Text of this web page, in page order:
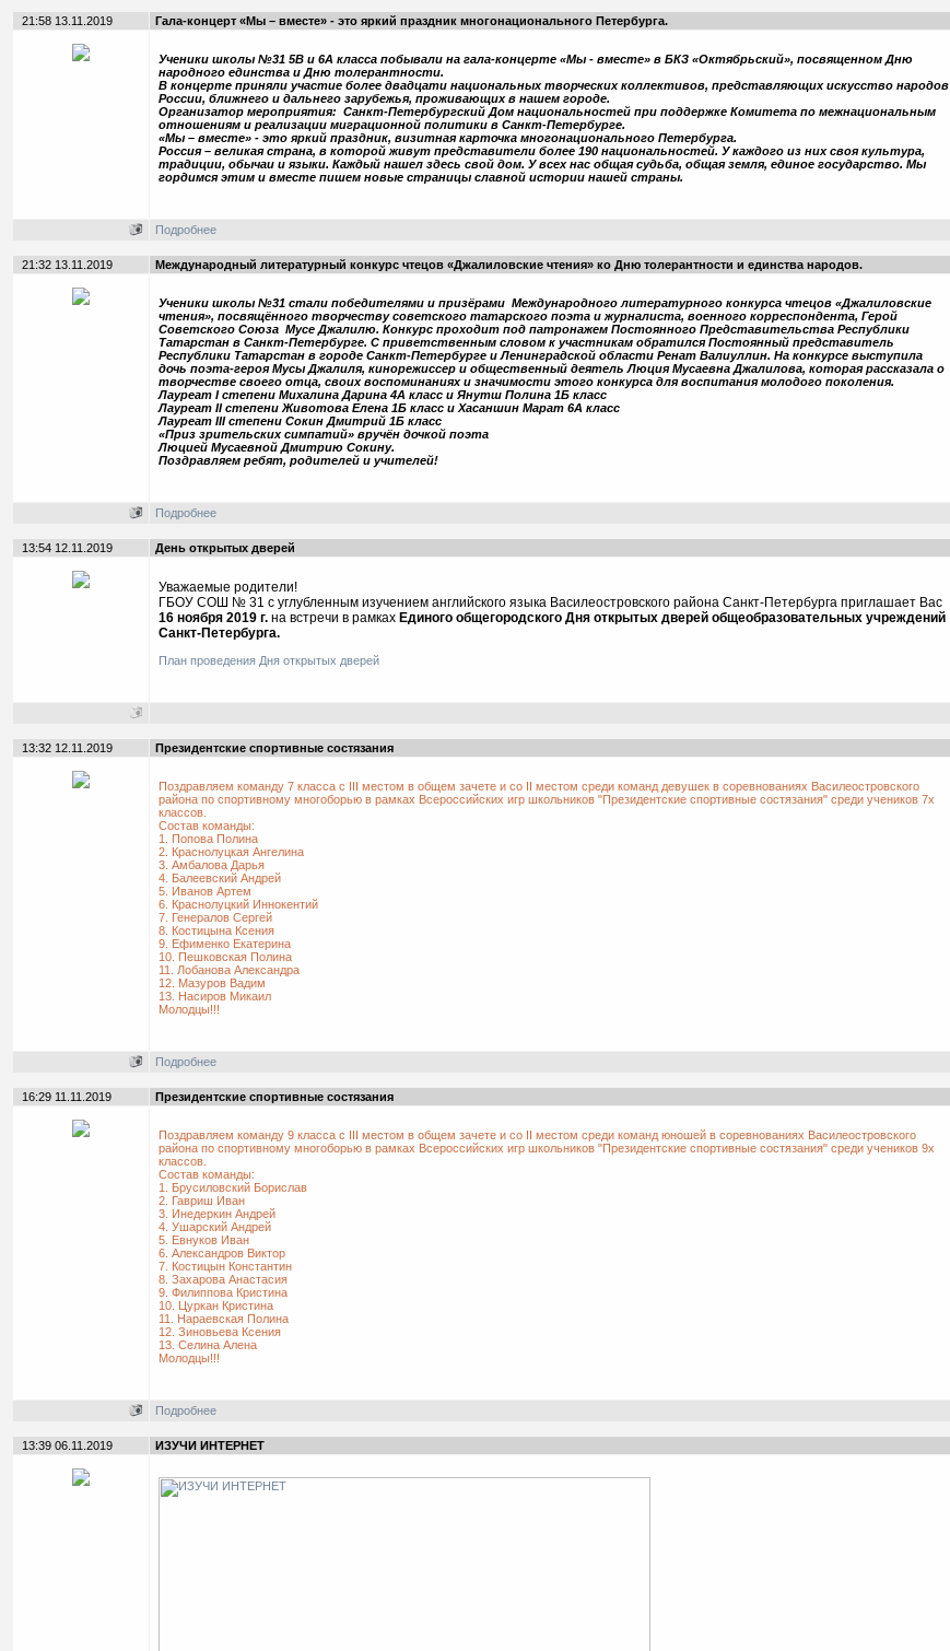
21:58 13.11.2019 Гала-концерт «Мы – вместе» - это яркий праздник многонационального Петербурга.
Ученики школы №31 5В и 6А класса побывали на гала-концерте «Мы - вместе» в БКЗ «Октябрьский», посвященном Дню
народного единства и Дню толерантности.
В концерте приняли участие более двадцати национальных творческих коллективов, представляющих искусство народов
России, ближнего и дальнего зарубежья, проживающих в нашем городе.
Организатор мероприятия: Санкт-Петербургский Дом национальностей при поддержке Комитета по межнациональным
отношениям и реализации миграционной политики в Санкт-Петербурге.
«Мы – вместе» - это яркий праздник, визитная карточка многонационального Петербурга.
Россия – великая страна, в которой живут представители более 190 национальностей. У каждого из них своя культура,
традиции, обычаи и языки. Каждый нашел здесь свой дом. У всех нас общая судьба, общая земля, единое государство. Мы
гордимся этим и вместе пишем новые страницы славной истории нашей страны.
Подробнее
21:32 13.11.2019 Международный литературный конкурс чтецов «Джалиловские чтения» ко Дню толерантности и единства народов.
Ученики школы №31 стали победителями и призёрами Международного литературного конкурса чтецов «Джалиловские
чтения», посвящённого творчеству советского татарского поэта и журналиста, военного корреспондента, Герой
Советского Союза Мусе Джалилю. Конкурс проходит под патронажем Постоянного Представительства Республики
Татарстан в Санкт-Петербурге. С приветственным словом к участникам обратился Постоянный представитель
Республики Татарстан в городе Санкт-Петербурге и Ленинградской области Ренат Валиуллин. На конкурсе выступила
дочь поэта-героя Мусы Джалиля, кинорежиссер и общественный деятель Люция Мусаевна Джалилова, которая рассказала о
творчестве своего отца, своих воспоминаниях и значимости этого конкурса для воспитания молодого поколения.
Лауреат I степени Михалина Дарина 4А класс и Янутш Полина 1Б класс
Лауреат II степени Животова Елена 1Б класс и Хасаншин Марат 6А класс
Лауреат III степени Сокин Дмитрий 1Б класс
«Приз зрительских симпатий» вручён дочкой поэта
Люцией Мусаевной Дмитрию Сокину.
Поздравляем ребят, родителей и учителей!
Подробнее
13:54 12.11.2019 День открытых дверей
Уважаемые родители!
ГБОУ СОШ № 31 с углубленным изучением английского языка Василеостровского района Санкт-Петербурга приглашает Вас
16 ноября 2019 г. на встречи в рамках Единого общегородского Дня открытых дверей общеобразовательных учреждений
Санкт-Петербурга.
План проведения Дня открытых дверей
13:32 12.11.2019 Президентские спортивные состязания
Поздравляем команду 7 класса с III местом в общем зачете и со II местом среди команд девушек в соревнованиях Василеостровского
района по спортивному многоборью в рамках Всероссийских игр школьников "Президентские спортивные состязания" среди учеников 7х
классов.
Состав команды:
1. Попова Полина
2. Краснолуцкая Ангелина
3. Амбалова Дарья
4. Балеевский Андрей
5. Иванов Артем
6. Краснолуцкий Иннокентий
7. Генералов Cергей
8. Костицына Ксения
9. Ефименко Екатерина
10. Пешковская Полина
11. Лобанова Александра
12. Мазуров Вадим
13. Насиров Микаил
Молодцы!!!
Подробнее
16:29 11.11.2019 Президентские спортивные состязания
Поздравляем команду 9 класса с III местом в общем зачете и со II местом среди команд юношей в соревнованиях Василеостровского
района по спортивному многоборью в рамках Всероссийских игр школьников "Президентские спортивные состязания" среди учеников 9х
классов.
Состав команды:
1. Брусиловский Борислав
2. Гавриш Иван
3. Инедеркин Андрей
4. Ушарский Андрей
5. Евнуков Иван
6. Александров Виктор
7. Костицын Константин
8. Захарова Анастасия
9. Филиппова Кристина
10. Цуркан Кристина
11. Нараевская Полина
12. Зиновьева Ксения
13. Селина Алена
Молодцы!!!
Подробнее
13:39 06.11.2019 ИЗУЧИ ИНТЕРНЕТ